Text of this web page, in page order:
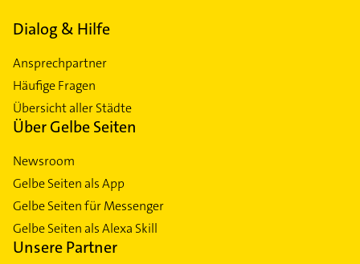
Dialog & Hilfe
Ansprechpartner
Häufige Fragen
Übersicht aller Städte
Über Gelbe Seiten
Newsroom
Gelbe Seiten als App
Gelbe Seiten für Messenger
Gelbe Seiten als Alexa Skill
Unsere Partner